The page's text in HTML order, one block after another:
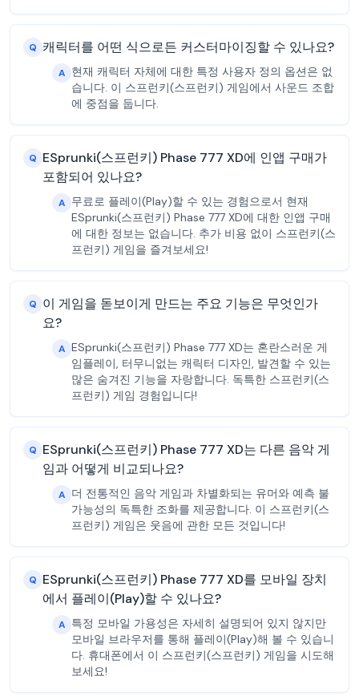
Q 캐릭터를 어떤 식으로든 커스터마이징할 수 있나요?
A 현재 캐릭터 자체에 대한 특정 사용자 정의 옵션은 없
습니다. 이 스프런키(스프런키) 게임에서 사운드 조합
에 중점을 둡니다.
Q ESprunki(스프런키) Phase 777 XD에 인앱 구매가
포함되어 있나요?
A 무료로 플레이(Play)할 수 있는 경험으로서 현재
ESprunki(스프런키) Phase 777 XD에 대한 인앱 구매
에 대한 정보는 없습니다. 추가 비용 없이 스프런키(스
프런키) 게임을 즐겨보세요!
Q 이 게임을 돋보이게 만드는 주요 기능은 무엇인가
요?
A ESprunki(스프런키) Phase 777 XD는 혼란스러운 게
임플레이, 터무니없는 캐릭터 디자인, 발견할 수 있는
많은 숨겨진 기능을 자랑합니다. 독특한 스프런키(스
프런키) 게임 경험입니다!
Q ESprunki(스프런키) Phase 777 XD는 다른 음악 게
임과 어떻게 비교되나요?
A 더 전통적인 음악 게임과 차별화되는 유머와 예측 불
가능성의 독특한 조화를 제공합니다. 이 스프런키(스
프런키) 게임은 웃음에 관한 모든 것입니다!
Q ESprunki(스프런키) Phase 777 XD를 모바일 장치
에서 플레이(Play)할 수 있나요?
A 특정 모바일 가용성은 자세히 설명되어 있지 않지만
모바일 브라우저를 통해 플레이(Play)해 볼 수 있습니
다. 휴대폰에서 이 스프런키(스프런키) 게임을 시도해
보세요!